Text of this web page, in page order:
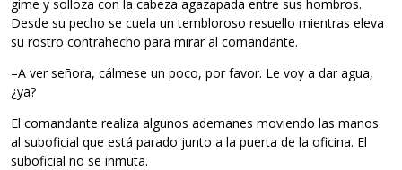
gime y solloza con la cabeza agazapada entre sus hombros.
Desde su pecho se cuela un tembloroso resuello mientras eleva
su rostro contrahecho para mirar al comandante.
–A ver señora, cálmese un poco, por favor. Le voy a dar agua,
¿ya?
El comandante realiza algunos ademanes moviendo las manos
al suboficial que está parado junto a la puerta de la oficina. El
suboficial no se inmuta.